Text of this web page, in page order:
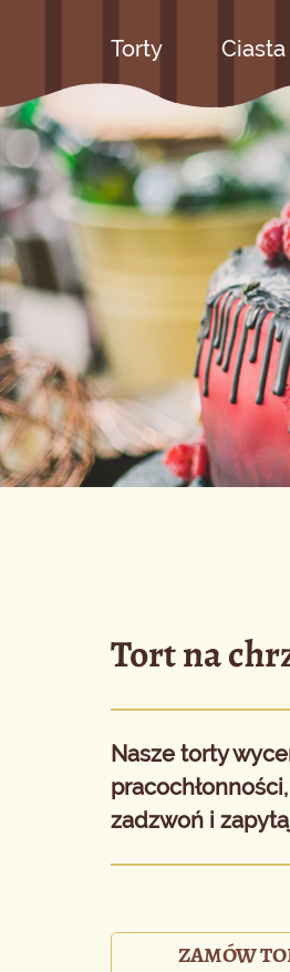
Torty Ciasta
Tort na
Nasze torty
zadzwoń i
ZAMÓW